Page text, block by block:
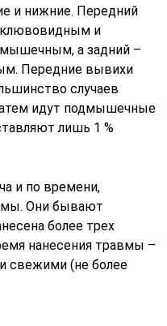
и нижние. Передний
и
а задний –
Передние вывихи
случаев
идут подмышечные
лишь 1 %
и по времени,
Они бывают
более трех
нанесения травмы –
свежими (не более